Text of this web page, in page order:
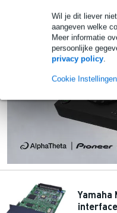
Wil je dit liever
aangeven welke
Meer informatie
persoonlijke
privacy policy.
Cookie Instellingen
Yamaha
interface